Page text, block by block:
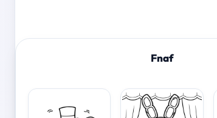
Fnaf